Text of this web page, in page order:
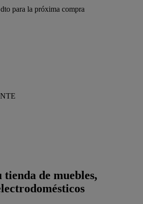
dto para la próxima compra
de muebles,